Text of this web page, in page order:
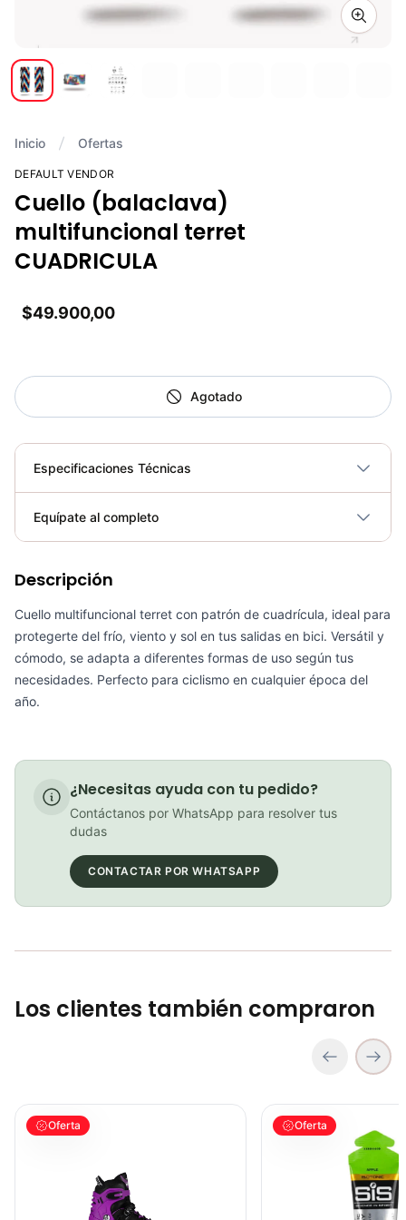
Zoom
Inicio Ofertas
DEFAULT VENDOR
Cuello (balaclava)
multifuncional terret
CUADRICULA
$49.900,00
Agotado
Especificaciones Técnicas
Plegable No
Equípate al completo
COP 178,380.00
BICICLETA GW IMPULSO PUSHBIKE FIREFLY PLASTICO RIN12 roja
Descripción
Cuello multifuncional terret con patrón de cuadrícula, ideal para
protegerte del frío, viento y sol en tus salidas en bici. Versátil y
cómodo, se adapta a diferentes formas de uso según tus
necesidades. Perfecto para ciclismo en cualquier época del
año.
¿Necesitas ayuda con tu pedido?
Contáctanos por WhatsApp para resolver tus
dudas
CONTACTAR POR WHATSAPP
Los clientes también compraron
PATIN LINEA GW BELLONI PLUS 075109
Oferta
GEL SIS ISOTONIC
Oferta